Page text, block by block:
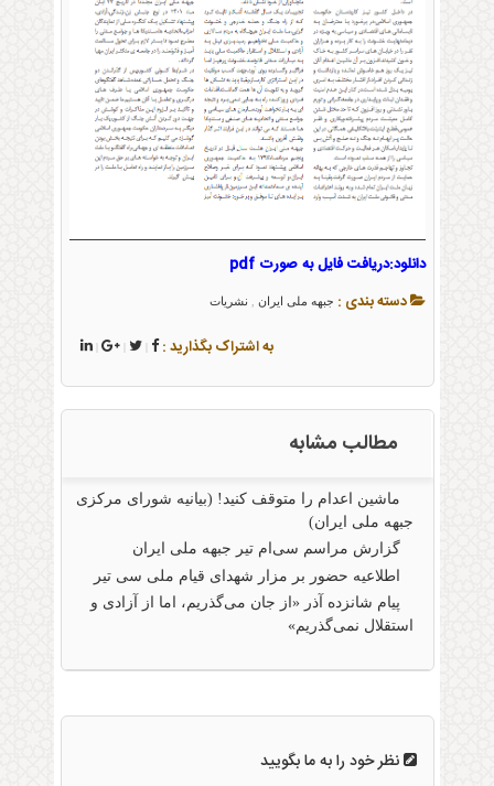
دانلود:دریافت فایل به صورت pdf
دسته بندی : جبهه ملی ایران, نشریات
به اشتراک بگذارید : |
|
|
مطالب مشابه
ماشین اعدام را متوقف کنید! (بیانیه شورای مرکزی
جبهه ملی ایران)
گزارش مراسم سی‌ام تیر جبهه ملی ایران
اطلاعیه حضور بر مزار شهدای قیام ملی سی تیر
پیام شانزده آذر «از جان می‌گذریم، اما از آزادی و
استقلال نمی‌گذریم»
نظر خود را به ما بگویید